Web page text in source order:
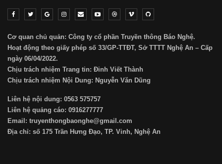
Cơ quan chủ quản: Công ty cổ phần Truyền thông Báo Nghệ.
Hoạt động theo giấy phép số 33/GP-TTĐT, Sở TTTT Nghệ An – Cấp
ngày 06/04/2022.
Chịu trách nhiệm Trang tin: Đinh Viết Thành
Chịu trách nhiệm Nội Dung: Nguyễn Văn Dũng
Liên hệ nội dung: 0563 575757
Liên hệ quảng cáo: 0916277777
Email: truyenthongbaonghe@gmail.com
Địa chỉ: số 175 Trần Hưng Đạo, TP. Vinh, Nghệ An